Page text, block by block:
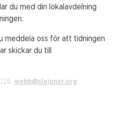
du med din lokalavdelning
meddela oss för att tidningen
skickar du till
webb@sleipner.org